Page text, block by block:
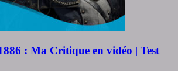
: Ma Critique en vidéo | Test